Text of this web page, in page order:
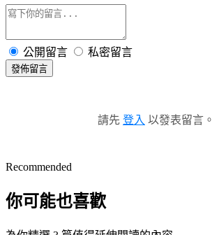
公開留言 私密留言
發佈留言
請先 登入 以發表留言。
Recommended
你可能也喜歡